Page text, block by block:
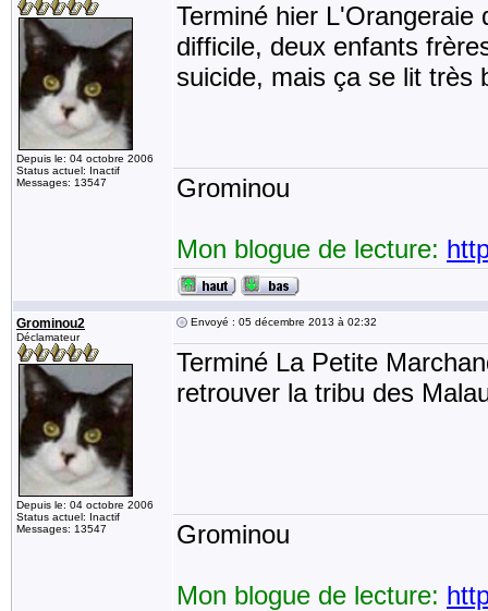
Depuis le: 04 octobre 2006
Status actuel: Inactif
Messages: 13547
Terminé hier L'Orangeraie
difficile, deux enfants
suicide, mais ça se lit très
Grominou
Mon blogue de lecture:
Grominou2
Déclamateur
Depuis le: 04 octobre 2006
Status actuel: Inactif
Messages: 13547
Envoyé : 05 décembre 2013 à 02:32
Terminé La Petite
retrouver la tribu des
Grominou
Mon blogue de lecture: